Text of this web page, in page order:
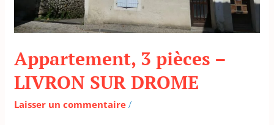
Appartement, 3 pièces –
LIVRON SUR DROME
Laisser un commentaire /